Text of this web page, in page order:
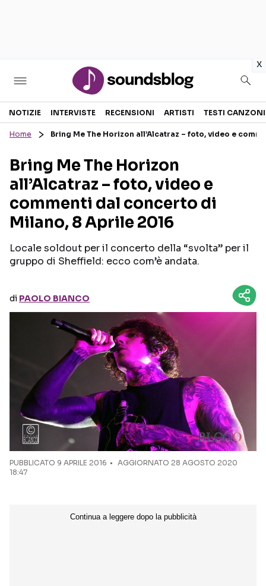
x
Sezioni
RECENSIONI MUSICALI
INTERVISTE
GOSSIP E CURIOSITÀ
TESTI CANZONI
TOUR ED EVENTI
TALENT SHOW
NOTIZIE INTERVISTE RECENSIONI ARTISTI TESTI CANZONI
Home Bring Me The Horizon all’Alcatraz – foto, video e
Bring Me The Horizon
all’Alcatraz – foto, video e
commenti dal concerto di
Milano, 8 Aprile 2016
Locale soldout per il concerto della “svolta” per il
gruppo di Sheffield: ecco com’è andata.
di PAOLO BIANCO
PUBBLICATO 9 APRILE 2016
AGGIORNATO 28 AGOSTO 2020
18:47